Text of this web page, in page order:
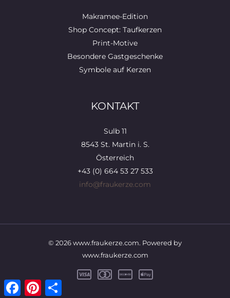
Makramee-Edition
Shop Concept: Taufkerzen
Print-Motive
Besondere Gastgeschenke
Symbole auf Kerzen
KONTAKT
Sulb 11
8543 St. Martin i. S.
Österreich
+43 (0) 664 53 27 533
info@fraukerze.com
© 2026 www.fraukerze.com. Powered by
www.fraukerze.com
FacebookPinterest